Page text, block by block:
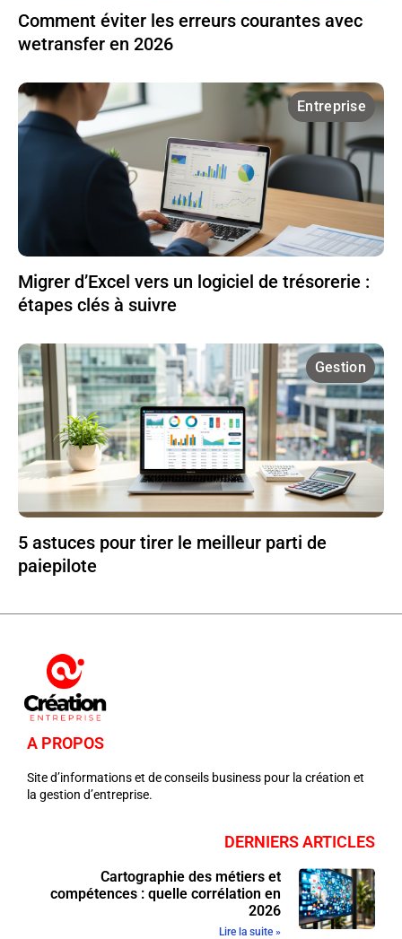
Comment éviter les erreurs courantes avec
wetransfer en 2026
Entreprise
Migrer d’Excel vers un logiciel de trésorerie :
étapes clés à suivre
Gestion
5 astuces pour tirer le meilleur parti de
paiepilote
A PROPOS
Site d’informations et de conseils business pour la création et
la gestion d’entreprise.
DERNIERS ARTICLES
Cartographie des métiers et
compétences : quelle corrélation en
2026
Lire la suite »